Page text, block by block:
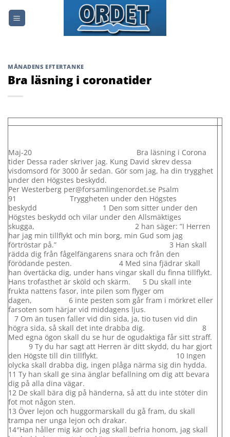
MÅNADENS EFTERTANKE
Bra läsning i coronatider
Maj-20 Bra läsning i Corona
tider Dessa rader skriver jag. Kung David skrev dessa
visdomsord för 3000 år sedan. Gör som jag, ha din trygghet
under den Högstes beskydd.
Per Westerberg per@forsamlingenordet.se Psalm
91 Tryggheten under den Högstes
beskydd 1 Den som sitter under den
Högstes beskydd och vilar under den Allsmäktiges
skugga, 2 han säger: ”I Herren
har jag min tillflykt och min borg, min Gud som jag
förtröstar på.” 3 Han skall
rädda dig från fågelfängarens snara och från den
förödande pesten. 4 Med sina fjädrar skall
han övertäcka dig, under hans vingar skall du finna tillflykt.
Hans trofasthet är sköld och skärm. 5 Du skall inte
frukta nattens fasor, inte pilen som flyger om
dagen, 6 inte pesten som går fram i mörkret eller
farsoten som härjar vid middagens ljus.
7 Om än tusen faller vid din sida, ja, tio tusen vid din
högra sida, så skall det inte drabba dig. 8
Med egna ögon skall du se hur de ogudaktiga får sitt straff.
9 Ty du har sagt att Herren är ditt skydd, du har gjort
den Högste till din tillflykt. 10 Ingen
olycka skall drabba dig, ingen plåga närma sig din hydda.
11 Ty han skall ge sina änglar befallning om dig att bevara
dig på alla dina vägar.
12 De skall bära dig på händerna, så att du inte stöter din
fot mot någon sten.
13 Över lejon och huggormarskall du gå fram, du skall
trampa ner unga lejon och drakar.
14″Han håller mig kär och jag skall befria honom, jag skall